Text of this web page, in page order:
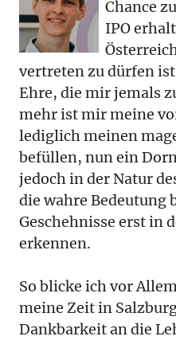
Chance
IPO
vertreten zu dürfen
Ehre, die mir jemals
mehr ist mir meine
lediglich meinen
befüllen, nun ein
jedoch in der Natur
die wahre Bedeutung
Geschehnisse erst in
erkennen.
So blicke ich vor
meine Zeit in
Dankbarkeit an die